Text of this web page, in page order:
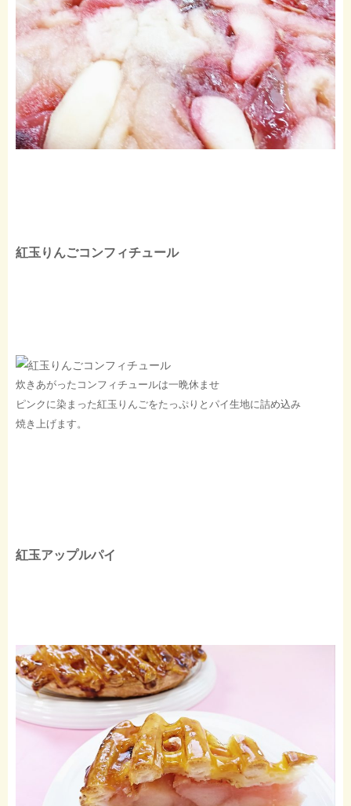
紅玉りんごコンフィチュール
炊きあがったコンフィチュールは一晩休ませ
ピンクに染まった紅玉りんごをたっぷりとパイ生地に詰め込み
焼き上げます。
紅玉アップルパイ